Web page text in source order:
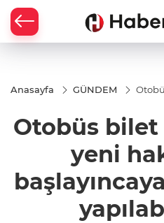
Anasayfa GÜNDEM
Sefer
Otobüs
yeni